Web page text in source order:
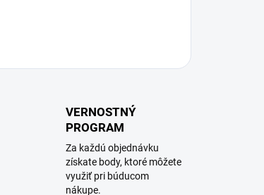
VERNOSTNÝ
PROGRAM
Za každú objednávku
získate body, ktoré môžete
využiť pri búducom
nákupe.